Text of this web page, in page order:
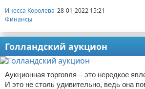
Инесса Королева 28-01-2022 15:21
Финансы
Голландский аукцион
Аукционная торговля – это нередкое
И это не столь удивительно, ведь она